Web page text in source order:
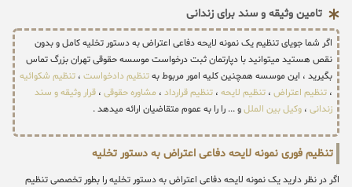
تامین وثیقه و سند برای زندانی
اگر شما جویای تنظیم یک نمونه لایحه دفاعی اعتراض به دستور تخلیه کامل و بدون
نقص هستید میتوانید با دپارتمان ثبت درخواست موسسه حقوقی تهران بزرگ تماس
بگیرید ، این موسسه همچنین کلیه امور مربوط بهتنظیم دادخواست ، تنظیم شکوائیه
، تنظیم اعتراض ، تنظیم لایحه ، تنظیم قرارداد ، مشاوره حقوقی ، قرار وثیقه و سند
زندانی ، وکیل بین المللو ... را را به عموم متقاضیان ارائه میدهد .
تنظیم فوری نمونه لایحه دفاعی اعتراض به دستور تخلیه
اگر در نظر دارید یک نمونه لایحه دفاعی اعتراض به دستور تخلیه را بطور تخصصی تنظیم